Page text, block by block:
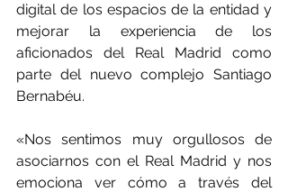
digital de los espacios de la entidad y
mejorar la experiencia de los
aficionados del Real Madrid como
parte del nuevo complejo Santiago
Bernabéu.
«Nos sentimos muy orgullosos de
asociarnos con el Real Madrid y nos
emociona ver cómo a través del